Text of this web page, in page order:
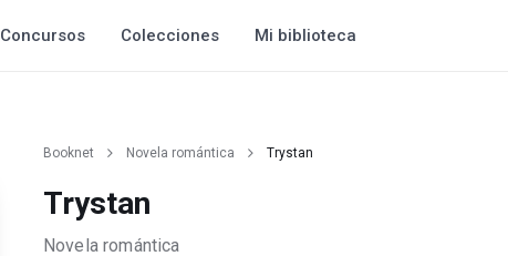
Concursos Colecciones Mi biblioteca
Booknet Novela romántica Trystan
Trystan
Novela romántica